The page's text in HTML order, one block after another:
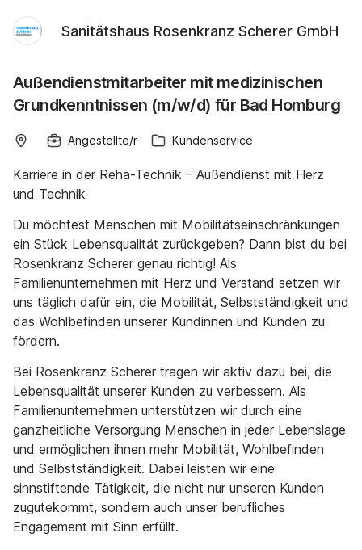
Sanitätshaus Rosenkranz Scherer GmbH
Außendienstmitarbeiter mit medizinischen
Grundkenntnissen (m/w/d) für Bad Homburg
Angestellte/r Kundenservice
Karriere in der Reha-Technik – Außendienst mit Herz
und Technik
Du möchtest Menschen mit Mobilitätseinschränkungen
ein Stück Lebensqualität zurückgeben? Dann bist du bei
Rosenkranz Scherer genau richtig! Als
Familienunternehmen mit Herz und Verstand setzen wir
uns täglich dafür ein, die Mobilität, Selbstständigkeit und
das Wohlbefinden unserer Kundinnen und Kunden zu
fördern.
Bei Rosenkranz Scherer tragen wir aktiv dazu bei, die
Lebensqualität unserer Kunden zu verbessern. Als
Familienunternehmen unterstützen wir durch eine
ganzheitliche Versorgung Menschen in jeder Lebenslage
und ermöglichen ihnen mehr Mobilität, Wohlbefinden
und Selbstständigkeit. Dabei leisten wir eine
sinnstiftende Tätigkeit, die nicht nur unseren Kunden
zugutekommt, sondern auch unser berufliches
Engagement mit Sinn erfüllt.